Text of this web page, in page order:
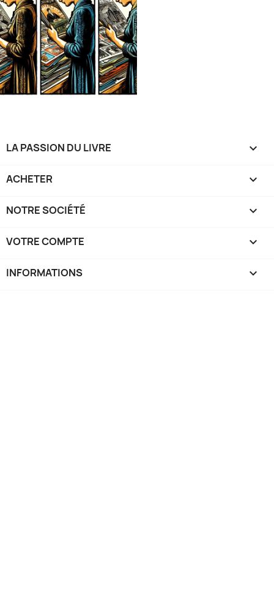
LA PASSION DU LIVRE 
ACHETER 
NOTRE SOCIÉTÉ 
VOTRE COMPTE 
INFORMATIONS keyboard_arrow_down